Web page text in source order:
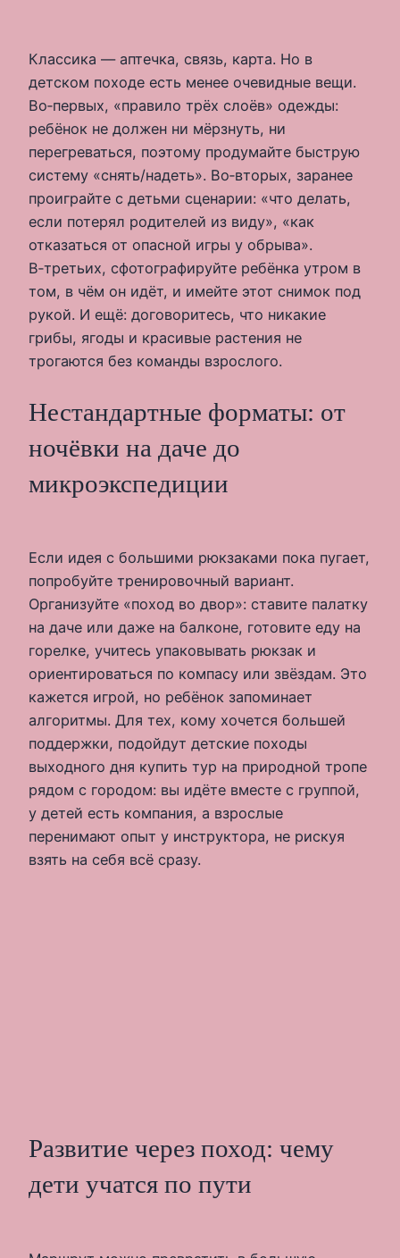
Классика — аптечка, связь, карта. Но в
детском походе есть менее очевидные вещи.
Во‑первых, «правило трёх слоёв» одежды:
ребёнок не должен ни мёрзнуть, ни
перегреваться, поэтому продумайте быструю
систему «снять/надеть». Во‑вторых, заранее
проиграйте с детьми сценарии: «что делать,
если потерял родителей из виду», «как
отказаться от опасной игры у обрыва».
В‑третьих, сфотографируйте ребёнка утром в
том, в чём он идёт, и имейте этот снимок под
рукой. И ещё: договоритесь, что никакие
грибы, ягоды и красивые растения не
трогаются без команды взрослого.
Нестандартные форматы: от
ночёвки на даче до
микроэкспедиции
Если идея с большими рюкзаками пока пугает,
попробуйте тренировочный вариант.
Организуйте «поход во двор»: ставите палатку
на даче или даже на балконе, готовите еду на
горелке, учитесь упаковывать рюкзак и
ориентироваться по компасу или звёздам. Это
кажется игрой, но ребёнок запоминает
алгоритмы. Для тех, кому хочется большей
поддержки, подойдут детские походы
выходного дня купить тур на природной тропе
рядом с городом: вы идёте вместе с группой,
у детей есть компания, а взрослые
перенимают опыт у инструктора, не рискуя
взять на себя всё сразу.
Развитие через поход: чему
дети учатся по пути